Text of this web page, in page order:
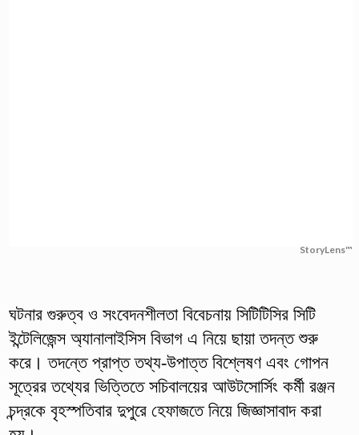
StoryLens™
ঘটনার গুরুত্ব ও সংবেদনশীলতা বিবেচনায় সিটিটিসির সিটি
ইন্টেলিজেন্স অ্যানালাইসিস বিভাগ এ নিয়ে ছায়া তদন্ত শুরু
করে। তদন্তে প্রাপ্ত তথ্য-উপাত্ত বিশ্লেষণ এবং গোপন
সূত্রের তথ্যের ভিত্তিতে সচিবালয়ের আউটসোর্সিং কর্মী রঞ্জন
চন্দ্রকে বৃহস্পতিবার দুপুরে হেফাজতে নিয়ে জিজ্ঞাসাবাদ করা